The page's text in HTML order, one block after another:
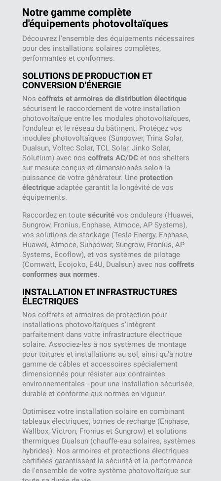
Notre gamme complète
d'équipements photovoltaïques
Découvrez l'ensemble des équipements nécessaires
pour des installations solaires complètes,
performantes et conformes.
SOLUTIONS DE PRODUCTION ET
CONVERSION D'ÉNERGIE
Nos coffrets et armoires de distribution électrique
sécurisent le raccordement de votre installation
photovoltaïque entre les modules photovoltaïques,
l’onduleur et le réseau du bâtiment. Protégez vos
modules photovoltaïques (Sunpower, Trina Solar,
Dualsun, Voltec Solar, TCL Solar, Jinko Solar,
Solutium) avec nos coffrets AC/DC et nos shelters
sur mesure conçus et dimensionnés selon la
puissance de votre générateur. Une protection
électrique adaptée garantit la longévité de vos
équipements.
Raccordez en toute sécurité vos onduleurs (Huawei,
Sungrow, Fronius, Enphase, Atmoce, AP Systems),
vos solutions de stockage (Tesla Energy, Enphase,
Huawei, Atmoce, Sunpower, Sungrow, Fronius, AP
Systems, Ecoflow), et vos systèmes de pilotage
(Comwatt, Ecojoko, E4U, Dualsun) avec nos coffrets
conformes aux normes.
INSTALLATION ET INFRASTRUCTURES
ÉLECTRIQUES
Nos coffrets et armoires de protection pour
installations photovoltaïques s’intègrent
parfaitement dans votre infrastructure électrique
solaire. Associez-les à nos systèmes de montage
pour toitures et installations au sol, ainsi qu’à notre
gamme de câbles et accessoires spécialement
dimensionnés pour résister aux contraintes
environnementales - pour une installation sécurisée,
durable et conforme aux normes en vigueur.
Optimisez votre installation solaire en combinant
tableaux électriques, bornes de recharge (Enphase,
Wallbox, Victron, Fronius et Sungrow) et solutions
thermiques Dualsun (chauffe-eau solaires, systèmes
hybrides). Nos armoires et protections électriques
certifiées garantissent la sécurité et la performance
de l'ensemble de votre système photovoltaïque sur